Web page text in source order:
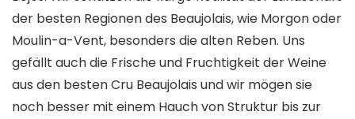
der besten Regionen des Beaujolais, wie Morgon oder
Moulin-a-Vent, besonders die alten Reben. Uns
gefällt auch die Frische und Fruchtigkeit der Weine
aus den besten Cru Beaujolais und wir mögen sie
noch besser mit einem Hauch von Struktur bis zur